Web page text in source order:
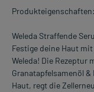
Produkteigenschaften:
Weleda Straffende
Festige deine Haut
Weleda! Die Rezeptur
Granatapfelsamenöl
Haut, regt die